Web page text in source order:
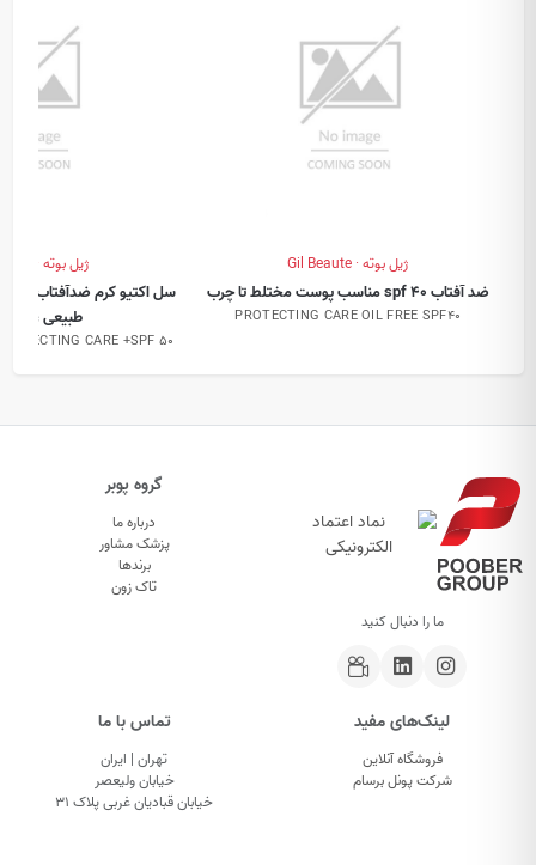
ژیل بوته · Gil Beaute
ضد آفتاب spf 40 مناسب پوست مختلط تا چرب
PROTECTING CARE OIL FREE SPF40
ژیل بوته · Gil Beaute
طبیعی ، بژ
CARE +SPF 50
ما را دنبال کنید
گروه پوبر
درباره ما
پزشک مشاور
برندها
تاک زون
لینک‌های مفید
فروشگاه آنلاین
شرکت پونل برسام
تماس با ما
تهران | ایران
خیابان ولیعصر
خیابان قبادیان غربی پلاک ۳۱